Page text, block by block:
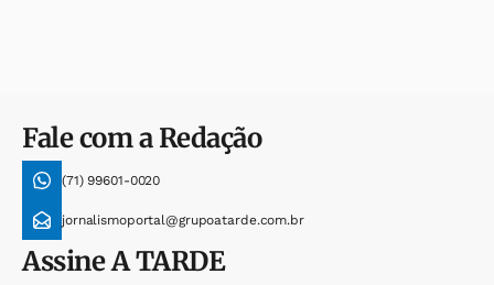
Fale com a Redação
(71) 99601-0020
jornalismoportal@grupoatarde.com.br
AssineA TARDE